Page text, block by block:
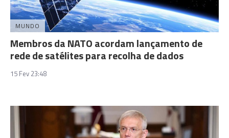
MUNDO
Membros da NATO acordam lançamento de
rede de satélites para recolha de dados
15 Fev 23:48